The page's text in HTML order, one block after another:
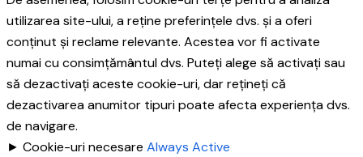
utilizarea site-ului, a reține preferințele dvs. și a oferi
conținut și reclame relevante. Acestea vor fi activate
numai cu consimțământul dvs. Puteți alege să activați sau
să dezactivați aceste cookie-uri, dar rețineți că
dezactivarea anumitor tipuri poate afecta experiența dvs.
de navigare.
► Cookie-uri necesare Always Active